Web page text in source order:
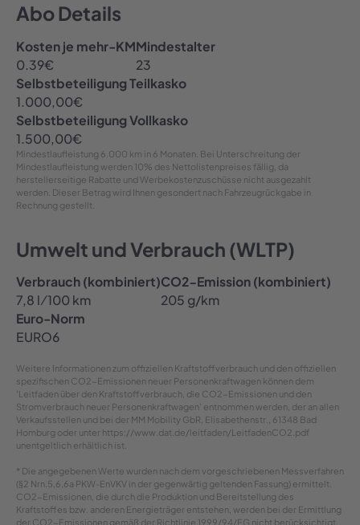
Abo Details
Kosten je mehr-KM
0.39€
Mindestalter
23
Selbstbeteiligung Teilkasko
1.000,00€
Selbstbeteiligung Vollkasko
1.500,00€
Mindestlaufleistung 6.000 km in 6 Monaten . Bei Unterschreitung der
Mindestlaufleistung werden 10% des Nettolistenpreises fällig, da
herstellerseitige Rabatte und Werbekostenzuschüsse nicht ausgezahlt
werden. Dieser Betrag wird Ihnen gesondert nach Fahrzeugrückgabe in
Rechnung gestellt.
Umwelt und Verbrauch (WLTP)
Verbrauch (kombiniert)
7,8 l ⁄ 100 km
CO2-Emission (kombiniert)
205 g/km
Euro-Norm
EURO6
Weitere Informationen zum offiziellen Kraftstoffverbrauch und den offiziellen
spezifischen CO2-Emissionen neuer Personenkraftwagen können dem
'Leitfaden über den Kraftstoffverbrauch, die CO2-Emissionen und den
Stromverbrauch neuer Personenkraftwagen' entnommen werden, der an allen
Verkaufsstellen und bei der MM Mobility GbR, Elisabethenstr., 61348 Bad
Homburg oder unter https://www.dat.de/leitfaden/LeitfadenCO2.pdf
unentgeltlich erhältlich ist.
* Die angegebenen Werte wurden nach dem vorgeschriebenen Messverfahren
(§2 Nrn.5,6,6a PKW-EnVKV in der gegenwärtig geltenden Fassung) ermittelt.
CO2-Emissionen, die durch die Produktion und Bereitstellung des
Kraftstoffes bzw. anderen Energieträger entstehen, werden bei der Ermittlung
der CO2-Emissionen gemäß der Richtlinie 1999/94/EG nicht berücksichtigt.